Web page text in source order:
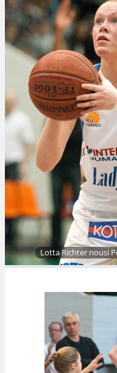
Lotta Richter nousi